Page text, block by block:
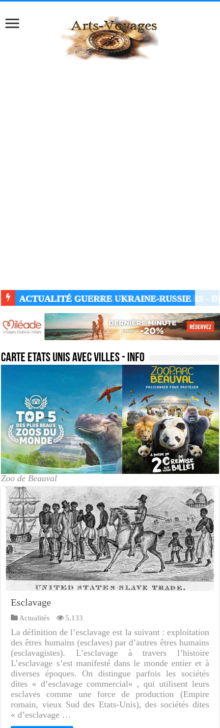
ACTUALITÉ GUERRE UKRAINE-RUSSIE
carte etats unis avec villes - Info
Zoo de Beauval
Esclavage
Actualités 5,133
La définition de l’esclavage est la suivant : exploitation
des êtres humains (esclaves) par d’autres êtres humains
(esclavagistes). L’esclavage à travers l’histoire
L’esclavage s’est manifesté dans le monde entier et à
diverses époques. On distingue parfois les sociétés
dites « d’esclavage commercial« , qui utilisent leurs
esclaves comme une force de production (Empire
romain, vieux Sud des Etats-Unis), des sociétés dites
« d’esclavage …